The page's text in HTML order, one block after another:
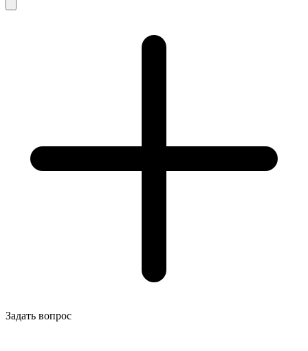
Задать вопрос